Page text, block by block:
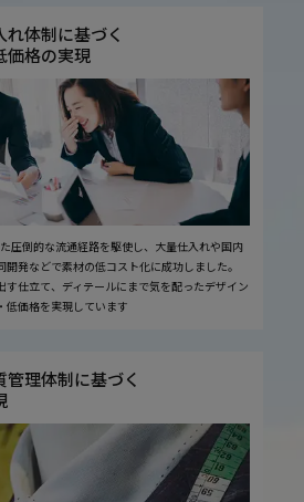
れ体制に基づく
価格の実現
圧倒的な流通経路を駆使し、大量仕入れや国内
発などで素材の低コスト化に成功しました。
す仕立て、ディテールにまで気を配ったデザイン
低価格を実現しています
管理体制に基づく